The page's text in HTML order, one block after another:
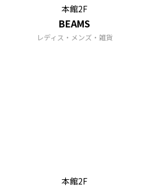
本館2F
BEAMS
レディス・メンズ・雑貨
本館2F